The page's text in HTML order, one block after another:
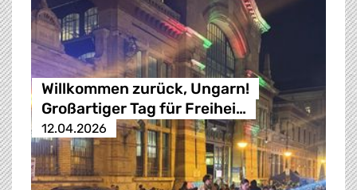
Willkommen zurück, Ungarn!
Großartiger Tag für Freihei…
12.04.2026